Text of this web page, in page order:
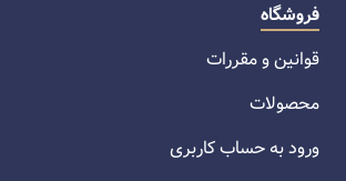
فروشگاه
قوانین و مقررات
محصولات
ورود به حساب کاربری